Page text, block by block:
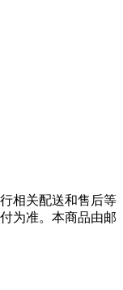
相关配送和售后等
为准。本商品由邮